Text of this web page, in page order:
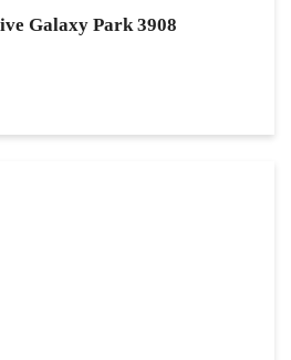
Galaxy Park 3908